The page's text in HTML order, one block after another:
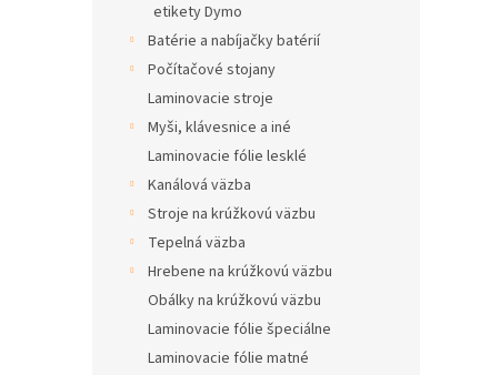
etikety Dymo
Batérie a nabíjačky batérií
Počítačové stojany
Laminovacie stroje
Myši, klávesnice a iné
Laminovacie fólie lesklé
Kanálová väzba
Stroje na krúžkovú väzbu
Tepelná väzba
Hrebene na krúžkovú väzbu
Obálky na krúžkovú väzbu
Laminovacie fólie špeciálne
Laminovacie fólie matné